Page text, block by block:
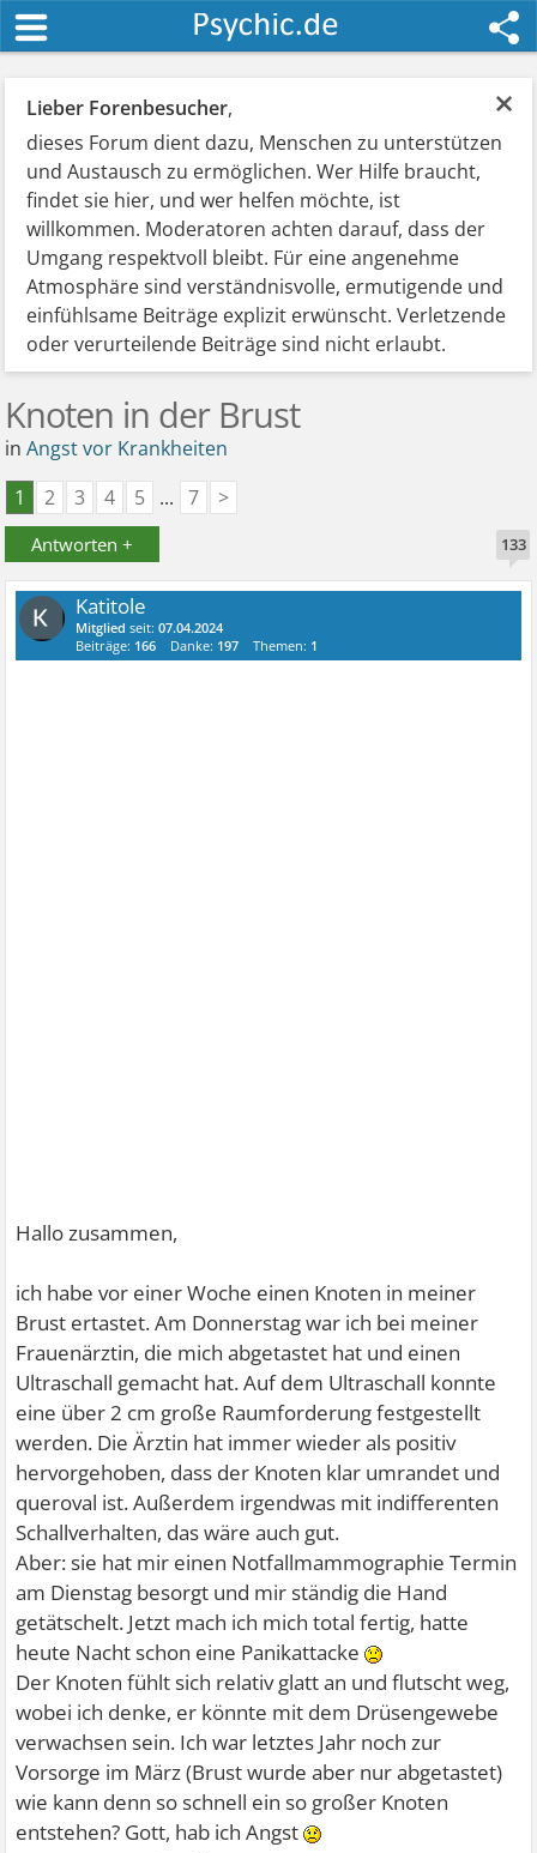
×
Lieber Forenbesucher,
dieses Forum dient dazu, Menschen zu unterstützen
und Austausch zu ermöglichen. Wer Hilfe braucht,
findet sie hier, und wer helfen möchte, ist
willkommen. Moderatoren achten darauf, dass der
Umgang respektvoll bleibt. Für eine angenehme
Atmosphäre sind verständnisvolle, ermutigende und
einfühlsame Beiträge explizit erwünscht. Verletzende
oder verurteilende Beiträge sind nicht erlaubt.
Knoten in der Brust
inAngst vor Krankheiten
1
2 3 4 5 ... 7 >
Antworten + 133
Katitole
Mitglied seit:07.04.2024
Beiträge: 166 Danke: 197 Themen: 1
Hallo zusammen,
ich habe vor einer Woche einen Knoten in meiner
Brust ertastet. Am Donnerstag war ich bei meiner
Frauenärztin, die mich abgetastet hat und einen
Ultraschall gemacht hat. Auf dem Ultraschall konnte
eine über 2 cm große Raumforderung festgestellt
werden. Die Ärztin hat immer wieder als positiv
hervorgehoben, dass der Knoten klar umrandet und
queroval ist. Außerdem irgendwas mit indifferenten
Schallverhalten, das wäre auch gut.
Aber: sie hat mir einen Notfallmammographie Termin
am Dienstag besorgt und mir ständig die Hand
getätschelt. Jetzt mach ich mich total fertig, hatte
heute Nacht schon eine Panikattacke
Der Knoten fühlt sich relativ glatt an und flutscht weg,
wobei ich denke, er könnte mit dem Drüsengewebe
verwachsen sein. Ich war letztes Jahr noch zur
Vorsorge im März (Brust wurde aber nur abgetastet)
wie kann denn so schnell ein so großer Knoten
entstehen? Gott, hab ich Angst